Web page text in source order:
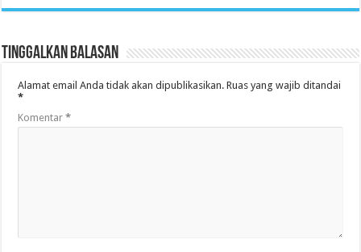
Tinggalkan Balasan
Alamat email Anda tidak akan dipublikasikan. Ruas yang wajib ditandai
*
Komentar*